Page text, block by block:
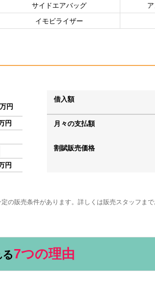
サイドエアバッグ
イモビライザー
万円
円
円
借入額
月々の支払額
割賦販売価格
販売条件があります。詳しくは販売スタッフまで
7つの理由